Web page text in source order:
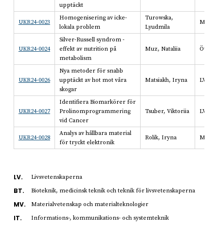
upptäckt
UKR24-0023
Homogenisering av icke-
lokala problem
Turowska,
Lyudmila
MB
UKR24-0024
Silver-Russell syndrom -
effekt av nutrition på
metabolism
Muz, Nataliia Öv
UKR24-0026
Nya metoder för snabb
upptäckt av hot mot våra
skogar
Matsiakh, Iryna LV
UKR24-0027
Identifiera Biomarkörer för
Prolinomprogrammering
vid Cancer
Tsuber, Viktoriia LV
UKR24-0028
Analys av hållbara material
för tryckt elektronik
Rolik, Iryna MV
LV. Livsvetenskaperna
BT. Bioteknik, medicinsk teknik och teknik för livsvetenskaperna
MV. Materialvetenskap och materialteknologier
IT. Informations-, kommunikations- och systemteknik